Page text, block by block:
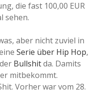
die fast 100,00 EUR
sehen.
aber nicht zuviel in
Serie über Hip Hop,
Bullshitda. Damits
mitbekommt.
Vorher war vom 28.